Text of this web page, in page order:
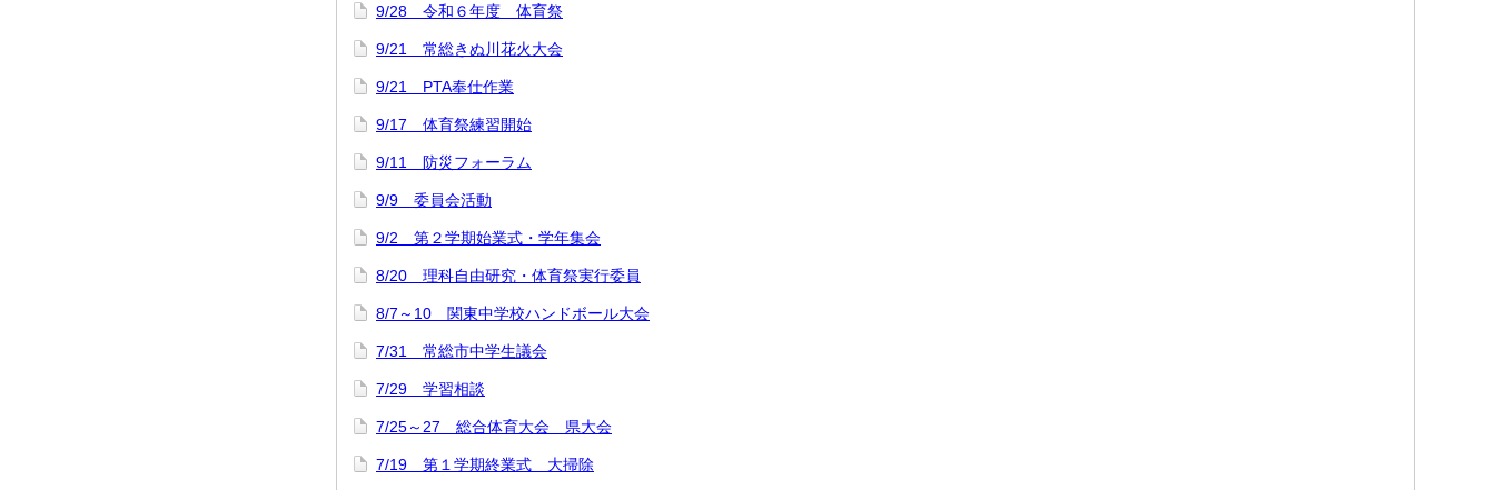
9/28 令和６年度 体育祭
9/21 常総きぬ川花火大会
9/21 PTA奉仕作業
9/17 体育祭練習開始
9/11 防災フォーラム
9/9 委員会活動
9/2 第２学期始業式・学年集会
8/20 理科自由研究・体育祭実行委員
8/7～10 関東中学校ハンドボール大会
7/31 常総市中学生議会
7/29 学習相談
7/25～27 総合体育大会 県大会
7/19 第１学期終業式 大掃除